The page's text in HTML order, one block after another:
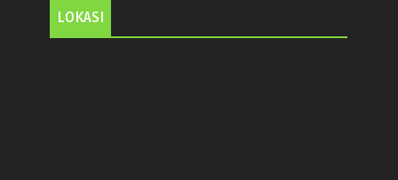
LOKASI